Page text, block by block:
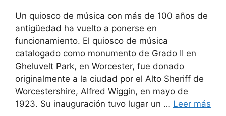
Un quiosco de música con más de 100 años de
antigüedad ha vuelto a ponerse en
funcionamiento. El quiosco de música
catalogado como monumento de Grado II en
Gheluvelt Park, en Worcester, fue donado
originalmente a la ciudad por el Alto Sheriff de
Worcestershire, Alfred Wiggin, en mayo de
1923. Su inauguración tuvo lugar un … Leer más